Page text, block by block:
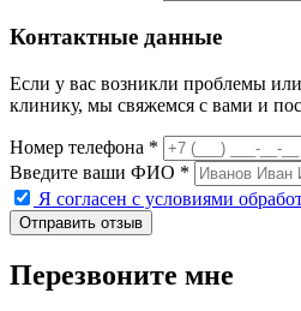
Контактные данные
Если у вас возникли проблемы
клинику, мы свяжемся с вами и
Номер телефона *
Введите ваши ФИО *
Я согласен с условиями
Перезвоните мне